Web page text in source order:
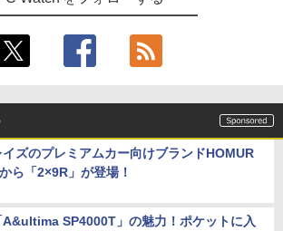
イズのプレミアムカー向けブランドHOMUR
ら「2×9R」が登場！
A&ultima SP4000T」の魅力！ポケットに入